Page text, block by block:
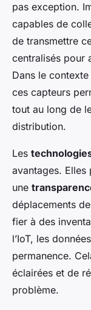
pas exception.
capables de
de transmettre
centralisés pour
Dans le
ces capteurs
tout au long de
distribution.
Les
avantages. Elles
une
déplacements
fier à des
l’IoT, les
permanence.
éclairées et de
problème.